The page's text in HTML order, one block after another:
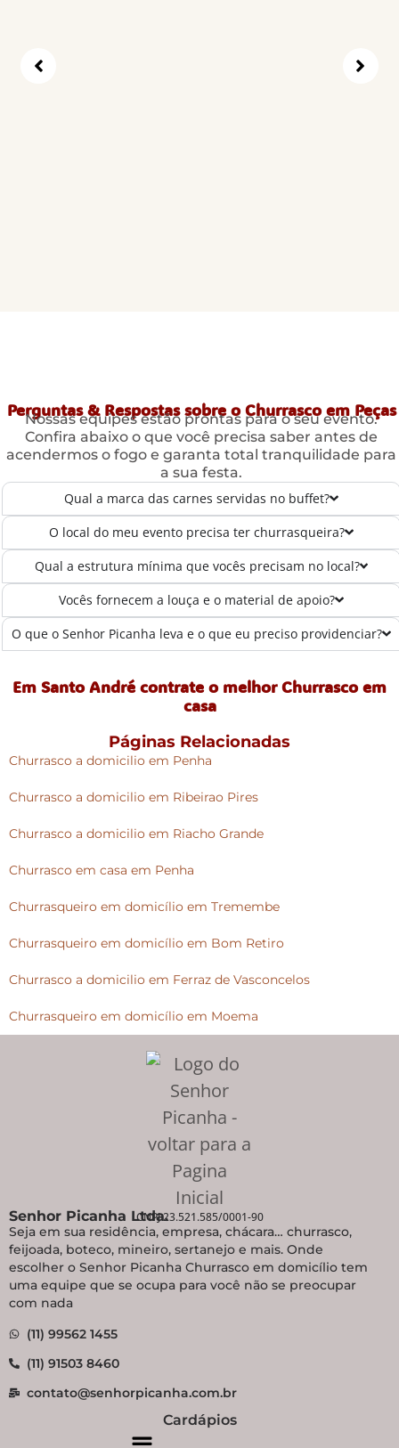
Perguntas & Respostas sobre o Churrasco em Peças
Nossas equipes estão prontas para o seu evento.
Confira abaixo o que você precisa saber antes de
acendermos o fogo e garanta total tranquilidade para
a sua festa.
Qual a marca das carnes servidas no buffet?
O local do meu evento precisa ter churrasqueira?
Qual a estrutura mínima que vocês precisam no local?
Vocês fornecem a louça e o material de apoio?
O que o Senhor Picanha leva e o que eu preciso providenciar?
Em Santo André contrate o melhor Churrasco em
casa
Páginas Relacionadas
Churrasco a domicilio em Penha
Churrasco a domicilio em Ribeirao Pires
Churrasco a domicilio em Riacho Grande
Churrasco em casa em Penha
Churrasqueiro em domicílio em Tremembe
Churrasqueiro em domicílio em Bom Retiro
Churrasco a domicilio em Ferraz de Vasconcelos
Churrasqueiro em domicílio em Moema
Senhor Picanha Ltda.CNPJ 23.521.585/0001-90
Seja em sua residência, empresa, chácara… churrasco,
feijoada, boteco, mineiro, sertanejo e mais. Onde
escolher o Senhor Picanha Churrasco em domicílio tem
uma equipe que se ocupa para você não se preocupar
com nada
(11) 99562 1455
(11) 91503 8460
contato@senhorpicanha.com.br
Cardápios